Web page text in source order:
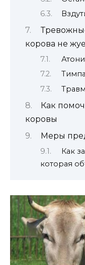
корова не
Как
коровы
Меры
Как
которая